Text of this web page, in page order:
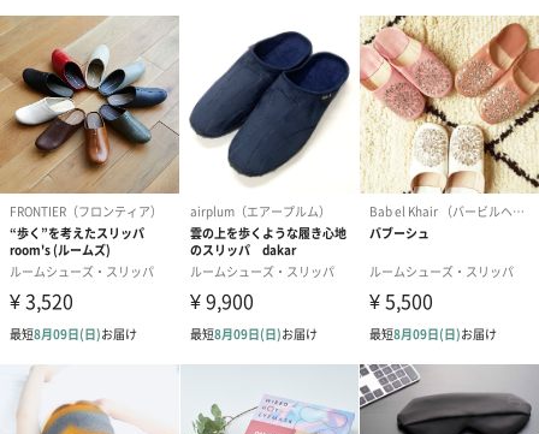
わり）（1,880円）
ーン）（1,650円）
（1,650円）
ドライフラワー・プリザーブドフラワー
自然のお花で作ったドライフラワー・プリザーブドフラワーを同
梱します。
一部花材が写真と異なる場合がございます。予めご了承くださ
い。パッケージに入れてお届けします。